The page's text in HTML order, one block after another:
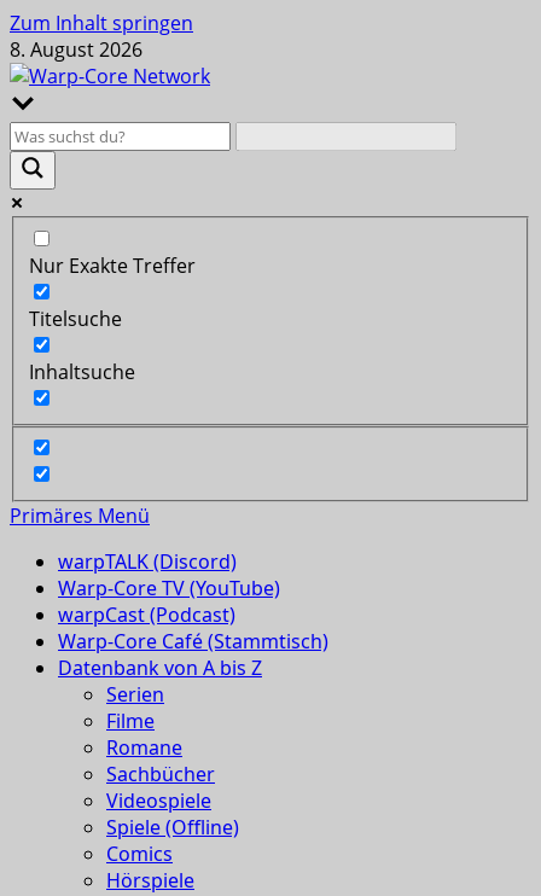
Zum Inhalt springen
8. August 2026
Nur Exakte Treffer
Titelsuche
Inhaltsuche
Primäres Menü
warpTALK (Discord)
Warp-Core TV (YouTube)
warpCast (Podcast)
Warp-Core Café (Stammtisch)
Datenbank von A bis Z
Serien
Filme
Romane
Sachbücher
Videospiele
Spiele (Offline)
Comics
Hörspiele